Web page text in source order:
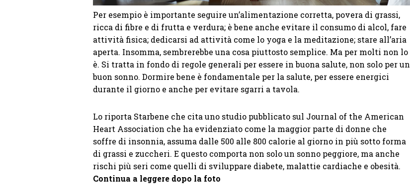
Per esempio è importante seguire un’alimentazione corretta, povera di grassi,
ricca di fibre e di frutta e verdura; è bene anche evitare il consumo di alcol, fare
attività fisica; dedicarsi ad attività come lo yoga e la meditazione; stare all’aria
aperta. Insomma, sembrerebbe una cosa piuttosto semplice. Ma per molti non lo
è. Si tratta in fondo di regole generali per essere in buona salute, non solo per un
buon sonno. Dormire bene è fondamentale per la salute, per essere energici
durante il giorno e anche per evitare sgarri a tavola.
Lo riporta Starbene che cita uno studio pubblicato sul Journal of the American
Heart Association che ha evidenziato come la maggior parte di donne che
soffre di insonnia, assuma dalle 500 alle 800 calorie al giorno in più sotto forma
di grassi e zuccheri. E questo comporta non solo un sonno peggiore, ma anche
rischi più seri come quelli di sviluppare diabete, malattie cardiache e obesità.
Continua a leggere dopo la foto